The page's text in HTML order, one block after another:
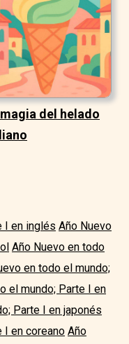
del helado
I en inglés Año Nuevo
Año Nuevo en todo
en todo el mundo;
el mundo; Parte I en
Parte I en japonés
I en coreano Año